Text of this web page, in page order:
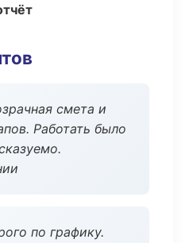
смета и
Работать было
по графику.